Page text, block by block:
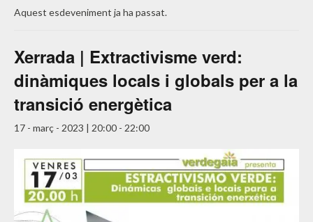
Aquest esdeveniment ja ha passat.
Xerrada | Extractivisme verd:
dinàmiques locals i globals per a la
transició energètica
17 - març - 2023 | 20:00 - 22:00